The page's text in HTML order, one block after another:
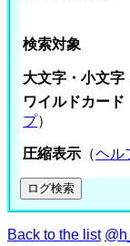
検索対象
大文字・小文字
ワイルドカード
プ）
圧縮表示 （ヘル
Back to the list